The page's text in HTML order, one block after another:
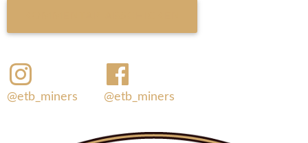
@etb_miners @etb_miners